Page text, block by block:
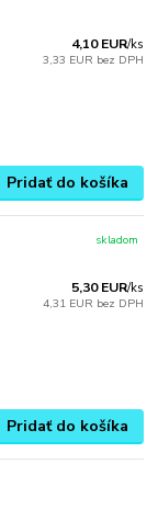
4,10 EUR/ks
3,33 EUR bez DPH
Pridať do košíka
5,30 EUR/ks
4,31 EUR bez DPH
skladom
Pridať do košíka